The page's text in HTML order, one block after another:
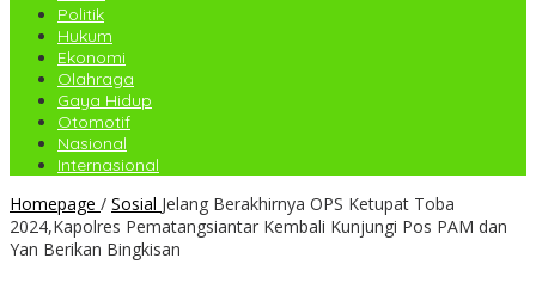
Politik
Hukum
Ekonomi
Olahraga
Gaya Hidup
Otomotif
Nasional
Internasional
Homepage / Sosial Jelang Berakhirnya OPS Ketupat Toba
2024,Kapolres Pematangsiantar Kembali Kunjungi Pos PAM dan
Yan Berikan Bingkisan